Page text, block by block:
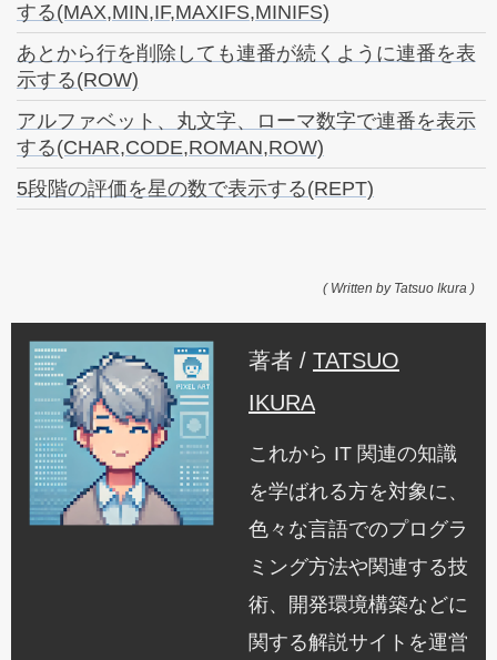
する(MAX,MIN,IF,MAXIFS,MINIFS)
あとから行を削除しても連番が続くように連番を表
示する(ROW)
アルファベット、丸文字、ローマ数字で連番を表示
する(CHAR,CODE,ROMAN,ROW)
5段階の評価を星の数で表示する(REPT)
( Written by Tatsuo Ikura )
著者 / TATSUO
IKURA
これから IT 関連の知識
を学ばれる方を対象に、
色々な言語でのプログラ
ミング方法や関連する技
術、開発環境構築などに
関する解説サイトを運営